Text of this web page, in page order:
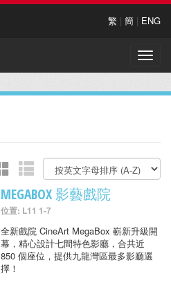
繁 | 簡 | ENG
Toggle
MEGABOX 影藝戲院
位置: L11 1-7
全新戲院 CineArt MegaBox 嶄新升級開
幕，精心設計七間特色影廳，合共近
850 個座位，提供九龍灣區最多影廳選
擇！